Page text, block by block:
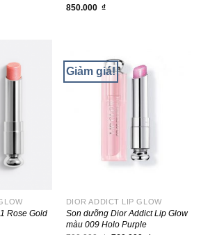
850.000 ₫
Rose Gold
Giảm giá!
DIOR ADDICT LIP GLOW
Son dưỡng Dior Addict Lip Glow
màu 009 Holo Purple